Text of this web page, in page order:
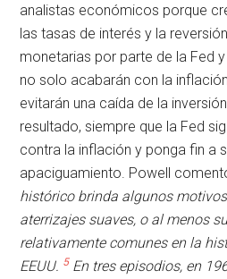
analistas económicos porque
las tasas de interés y la
monetarias por parte de la Fed
no solo acabarán con la
evitarán una caída de la
resultado, siempre que la Fed
contra la inflación y ponga fin a
apaciguamiento. Powell
histórico brinda algunos
aterrizajes suaves, o al menos
relativamente comunes en la
EEUU. 5 En tres episodios, en